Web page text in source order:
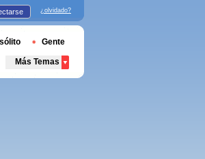
¿olvidado?
Gente
Más Temas